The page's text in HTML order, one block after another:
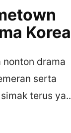
Korea
drama
serta
terus ya..